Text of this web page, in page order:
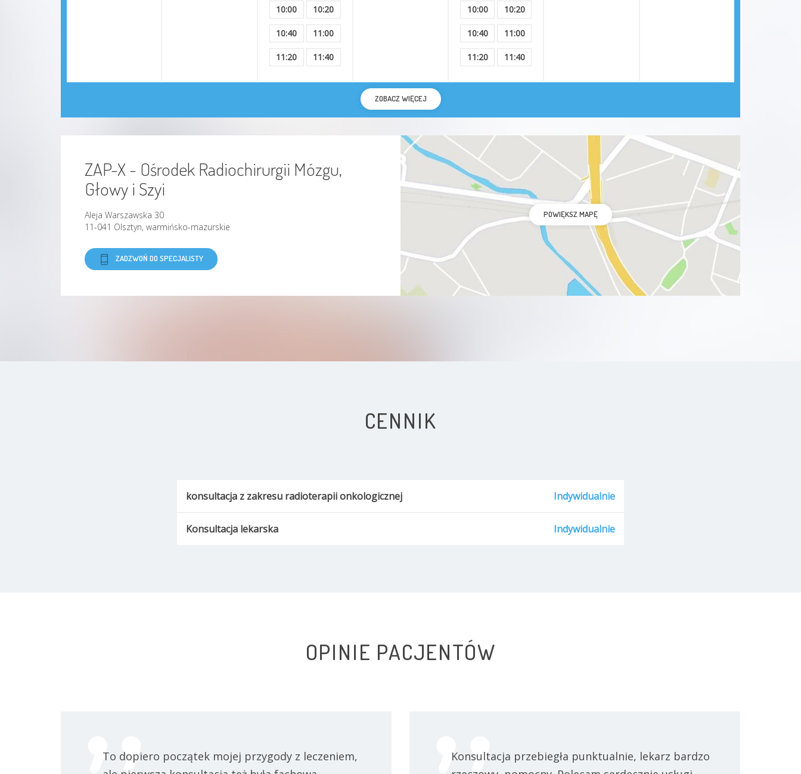
10:00 10:20
10:40 11:00
11:20 11:40
10:00 10:20
10:40 11:00
11:20 11:40
ZOBACZ WIĘCEJ
ZAP-X - Ośrodek Radiochirurgii Mózgu,
Głowy i Szyi
Aleja Warszawska 30
11-041 Olsztyn, warmińsko-mazurskie
ZADZWOŃ DO SPECJALISTY
POWIĘKSZ MAPĘ
CENNIK
konsultacja z zakresu radioterapii onkologicznej Indywidualnie
Konsultacja lekarska Indywidualnie
OPINIE PACJENTÓW
To dopiero początek mojej przygody z leczeniem,
Konsultacja przebiegła punktualnie, lekarz bardzo